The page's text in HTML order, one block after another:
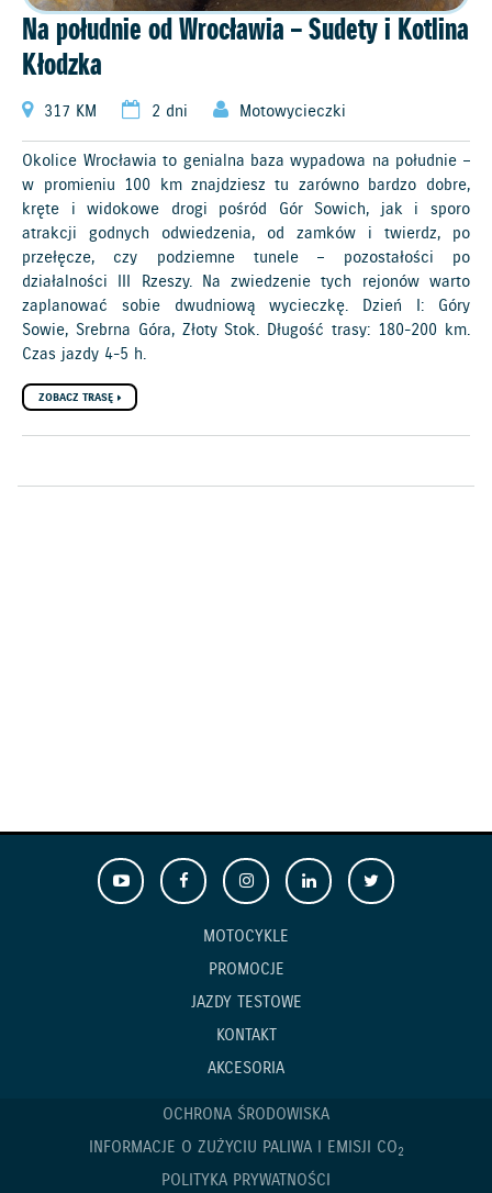
Na południe od Wrocławia – Sudety i Kotlina
Kłodzka
317 KM 2 dni Motowycieczki
Okolice Wrocławia to genialna baza wypadowa na południe –
w promieniu 100 km znajdziesz tu zarówno bardzo dobre,
kręte i widokowe drogi pośród Gór Sowich, jak i sporo
atrakcji godnych odwiedzenia, od zamków i twierdz, po
przełęcze, czy podziemne tunele – pozostałości po
działalności III Rzeszy. Na zwiedzenie tych rejonów warto
zaplanować sobie dwudniową wycieczkę. Dzień I: Góry
Sowie, Srebrna Góra, Złoty Stok. Długość trasy: 180-200 km.
Czas jazdy 4-5 h.
ZOBACZ TRASĘ
MOTOCYKLE
PROMOCJE
JAZDY TESTOWE
KONTAKT
AKCESORIA
OCHRONA ŚRODOWISKA
INFORMACJE O ZUŻYCIU PALIWA I EMISJI CO2
POLITYKA PRYWATNOŚCI